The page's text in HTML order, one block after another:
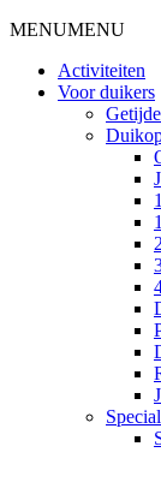
MENUMENU
Activiteiten
Voor duikers